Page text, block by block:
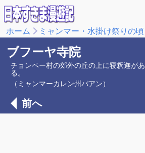
ホーム ミャンマー・水掛け祭りの頃
ブフーヤ寺院
チョンペー村の郊外の丘の上に寝釈迦があ
る。
（ミャンマーカレン州パアン）
前へ